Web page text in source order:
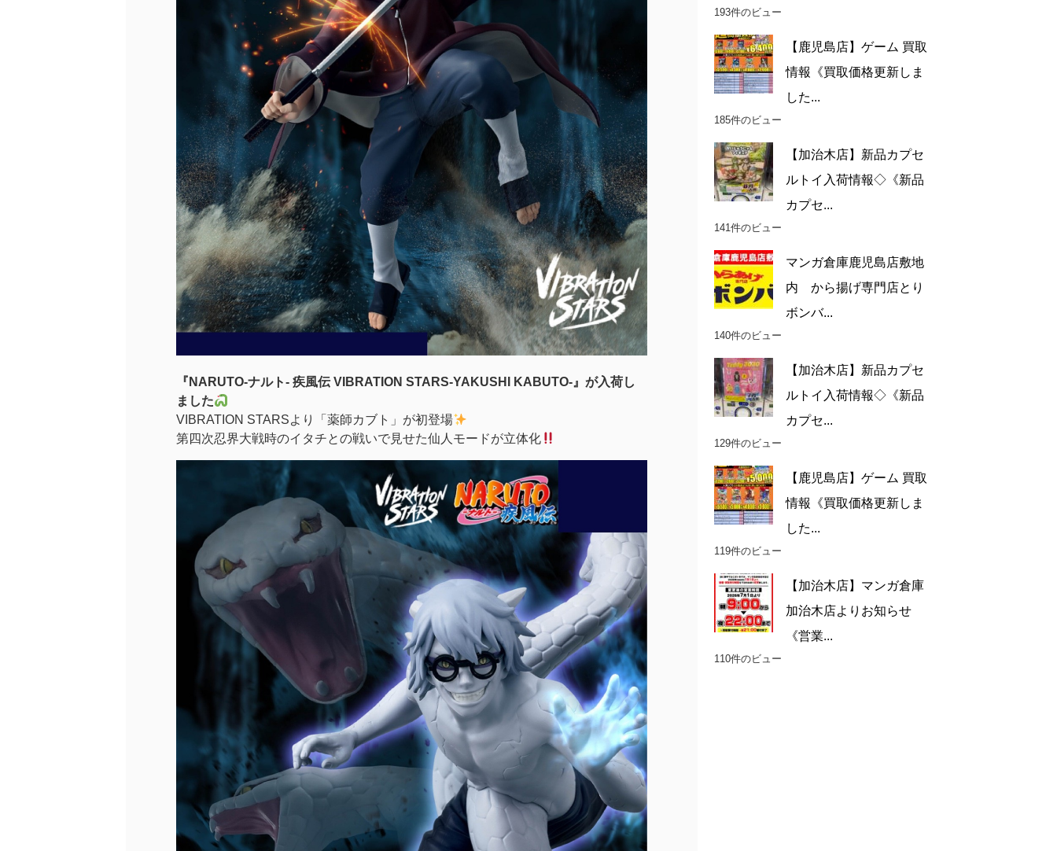
『NARUTO-ナルト- 疾風伝 VIBRATION STARS-YAKUSHI KABUTO-』が入荷し
ました
VIBRATION STARSより「薬師カブト」が初登場
第四次忍界大戦時のイタチとの戦いで見せた仙人モードが立体化
193件のビュー
【鹿児島店】ゲーム 買取
情報《買取価格更新しま
した...
185件のビュー
【加治木店】新品カプセ
ルトイ入荷情報◇《新品
カプセ...
141件のビュー
マンガ倉庫鹿児島店敷地
内 から揚げ専門店とり
ボンバ...
140件のビュー
【加治木店】新品カプセ
ルトイ入荷情報◇《新品
カプセ...
129件のビュー
【鹿児島店】ゲーム 買取
情報《買取価格更新しま
した...
119件のビュー
【加治木店】マンガ倉庫
加治木店よりお知らせ
《営業...
110件のビュー